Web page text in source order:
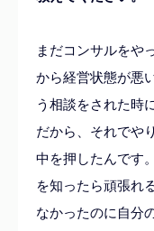
まだコンサルをや
から経営状態が悪
う相談をされた時
だから、それでや
中を押したんです
を知ったら頑張れ
なかったのに自分